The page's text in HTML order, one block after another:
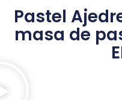
Pastel
masa de